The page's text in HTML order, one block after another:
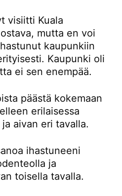
visiitti Kuala
mutta en voi
kaupunkiin
Kaupunki oli
ei sen enempää.
päästä kokemaan
erilaisessa
aivan eri tavalla.
ihastuneeni
ja
toisella tavalla.